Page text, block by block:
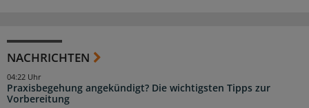
NACHRICHTEN
Praxisbegehung angekündigt? Die wichtigsten Tipps zur
Vorbereitung
04:22 Uhr